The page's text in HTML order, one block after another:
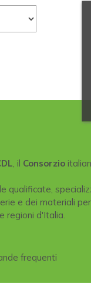
, il Consorzio
qualificate,
e dei materiali
regioni d'Italia.
frequenti